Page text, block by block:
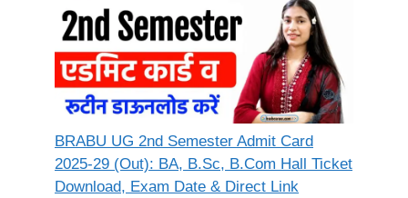
BRABU UG 2nd Semester Admit Card
2025-29 (Out): BA, B.Sc, B.Com Hall Ticket
Download, Exam Date & Direct Link